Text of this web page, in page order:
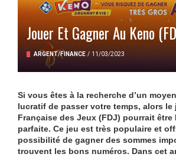
Jouer Et Gagner Au Keno
ARGENT/FINANCE / 11/03/2023
Si vous êtes à la recherche d’un
lucratif de passer votre temps, alors le
Française des Jeux (FDJ) pourrait
parfaite. Ce jeu est très populaire et
possibilité de gagner des sommes
trouvent les bons numéros. Dans cet